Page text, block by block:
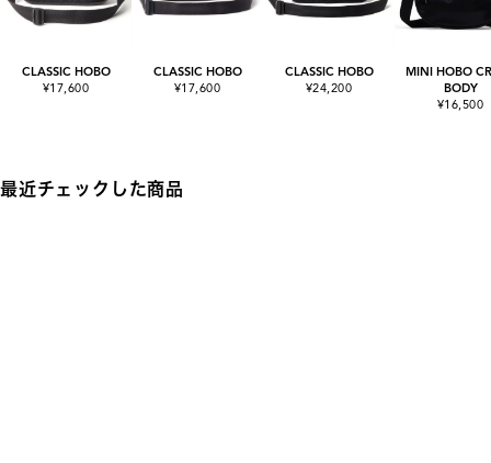
CLASSIC HOBO
¥17,600
CLASSIC HOBO
¥17,600
CLASSIC HOBO
¥24,200
MINI HOBO
BODY
¥16,500
最近チェックした商品